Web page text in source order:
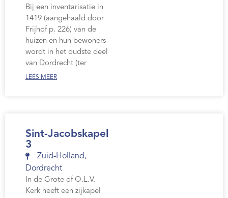
Bij een inventarisatie in
1419 (aangehaald door
Frijhof p. 226) van de
huizen en hun bewoners
wordt in het oudste deel
van Dordrecht (ter
LEES MEER
Sint-Jacobskapel
3
Zuid-Holland,
Dordrecht
In de Grote of O.L.V.
Kerk heeft een zijkapel